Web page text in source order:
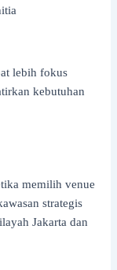
lebih fokus
kebutuhan
memilih venue
strategis
Jakarta dan